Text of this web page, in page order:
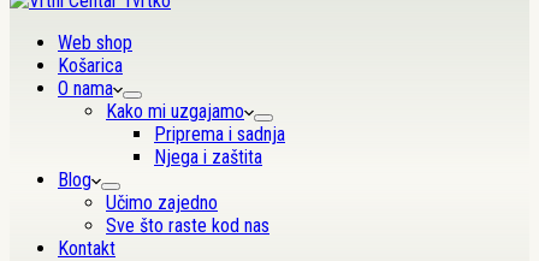
Web shop
Košarica
O nama
Kako mi uzgajamo
Priprema i sadnja
Njega i zaštita
Blog
Učimo zajedno
Sve što raste kod nas
Kontakt